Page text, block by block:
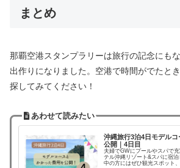
まとめ
那覇空港スタンプラリーは旅行の記念にも
出作りになりました。空港で時間がでたと
探してみてください！
あわせて読みたい
沖縄旅行3泊4日モデル
公開｜4日目
夫婦でGWにプールやスパで
テル沖縄リゾート&スパに宿
中の方にはぜひ観光スポット